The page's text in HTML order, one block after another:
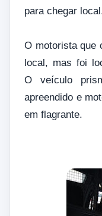
para chegar
O motorista que
local, mas foi
O veículo
apreendido e
em flagrante.